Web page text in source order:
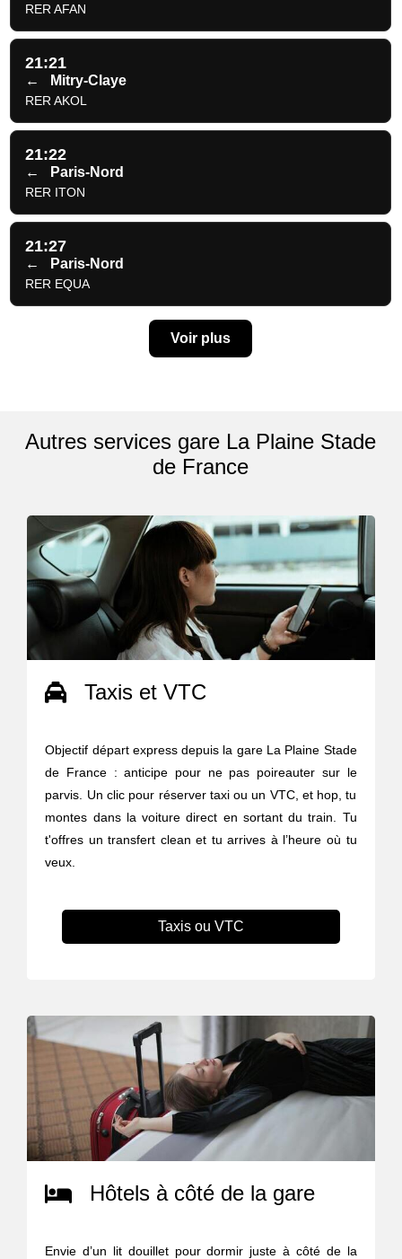
RER AFAN
21:21
← Mitry-Claye
RER AKOL
21:22
← Paris-Nord
RER ITON
21:27
← Paris-Nord
RER EQUA
Voir plus
Autres services gare La Plaine Stade
de France
Taxis et VTC
Objectif départ express depuis la gare La Plaine Stade
de France : anticipe pour ne pas poireauter sur le
parvis. Un clic pour réserver taxi ou un VTC, et hop, tu
montes dans la voiture direct en sortant du train. Tu
t'offres un transfert clean et tu arrives à l’heure où tu
veux.
Taxis ou VTC
Hôtels à côté de la gare
Envie d’un lit douillet pour dormir juste à côté de la